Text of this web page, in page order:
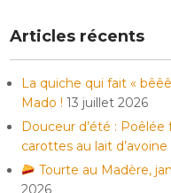
Articles récents
La quiche qui fait «
Mado ! 13 juillet 2026
Douceur d’été :
carottes au lait d’avoine
Tourte au Madère,